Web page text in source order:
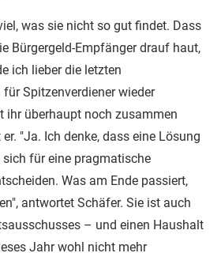
was sie nicht so gut findet. Dass
Bürgergeld-Empfänger drauf haut,
ich lieber die letzten
Spitzenverdiener wieder
ihr überhaupt noch zusammen
"Ja. Ich denke, dass eine Lösung
für eine pragmatische
Was am Ende passiert,
antwortet Schäfer. Sie ist auch
– und einen Haushalt
Jahr wohl nicht mehr